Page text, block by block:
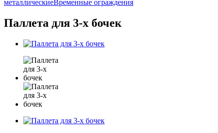
металлическиеВременные ограждения
Паллета для 3-х бочек